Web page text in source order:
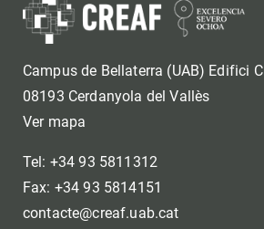
Campus de Bellaterra (UAB) Edifici C
08193 Cerdanyola del Vallès
Ver mapa
Tel: +34 93 5811312
Fax: +34 93 5814151
contacte@creaf.uab.cat